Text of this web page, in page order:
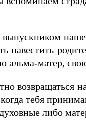
альма-матер,
возвращаться
тебя
либо